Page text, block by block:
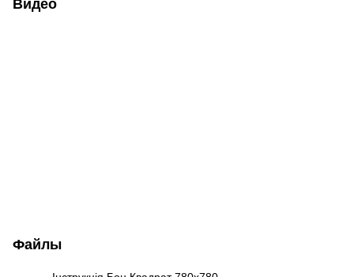
Видео
Файлы